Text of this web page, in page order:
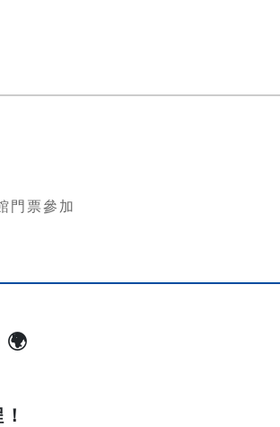
門票參加
🌍